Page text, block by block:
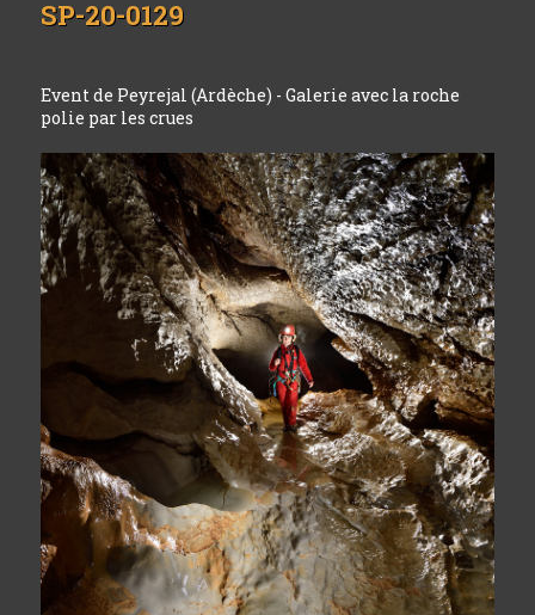
SP-20-0129
Event de Peyrejal (Ardèche) - Galerie avec la roche
polie par les crues